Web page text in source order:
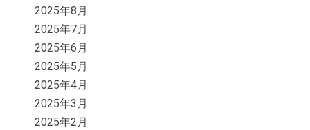
2025年8月
2025年7月
2025年6月
2025年5月
2025年4月
2025年3月
2025年2月